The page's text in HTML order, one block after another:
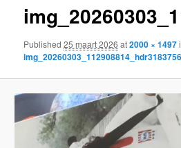
content
Published25 maart 2026 at2000 × 1497